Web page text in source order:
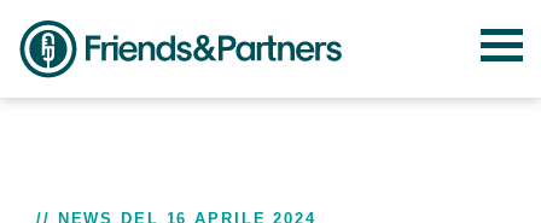
// NEWS DEL 16 APRILE 2024